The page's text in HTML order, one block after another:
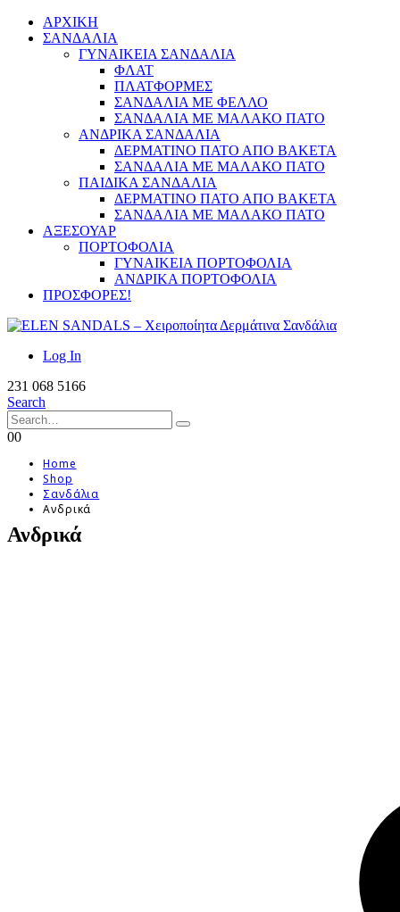
ΑΡΧΙΚΗ
ΣΑΝΔΑΛΙΑ
ΓΥΝΑΙΚΕΙΑ ΣΑΝΔΑΛΙΑ
ΦΛΑΤ
ΠΛΑΤΦΟΡΜΕΣ
ΣΑΝΔΑΛΙΑ ΜΕ ΦΕΛΛΟ
ΣΑΝΔΑΛΙΑ ΜΕ ΜΑΛΑΚΟ ΠΑΤΟ
ΑΝΔΡΙΚΑ ΣΑΝΔΑΛΙΑ
ΔΕΡΜΑΤΙΝΟ ΠΑΤΟ ΑΠΟ ΒΑΚΕΤΑ
ΣΑΝΔΑΛΙΑ ΜΕ ΜΑΛΑΚΟ ΠΑΤΟ
ΠΑΙΔΙΚΑ ΣΑΝΔΑΛΙΑ
ΔΕΡΜΑΤΙΝΟ ΠΑΤΟ ΑΠΟ ΒΑΚΕΤΑ
ΣΑΝΔΑΛΙΑ ΜΕ ΜΑΛΑΚΟ ΠΑΤΟ
ΑΞΕΣΟΥΑΡ
ΠΟΡΤΟΦΟΛΙΑ
ΓΥΝΑΙΚΕΙΑ ΠΟΡΤΟΦΟΛΙΑ
ΑΝΔΡΙΚΑ ΠΟΡΤΟΦΟΛΙΑ
ΠΡΟΣΦΟΡΕΣ!
Log In
231 068 5166
Search
00
Home
Shop
Σανδάλια
Ανδρικά
Ανδρικά